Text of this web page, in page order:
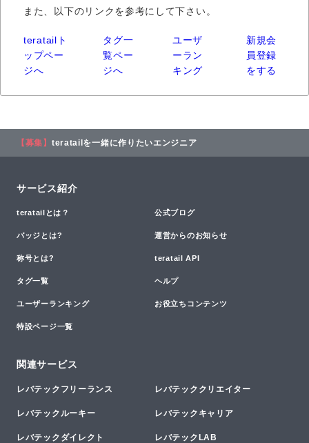
また、以下のリンクを参考にして下さい。
teratailト
ップペー
ジへ
タグ一
覧ペー
ジへ
ユーザ
ーラン
キング
新規会
員登録
をする
【募集】 teratailを一緒に作りたいエンジニア
サービス紹介
teratailとは？ 公式ブログ
バッジとは? 運営からのお知らせ
称号とは? teratail API
タグ一覧 ヘルプ
ユーザーランキング お役立ちコンテンツ
特設ページ一覧
関連サービス
レバテックフリーランス レバテッククリエイター
レバテックルーキー レバテックキャリア
レバテックダイレクト レバテックLAB